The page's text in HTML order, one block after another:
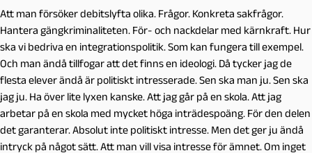
Att man försöker debitslyfta olika. Frågor. Konkreta sakfrågor.
Hantera gängkriminaliteten. För- och nackdelar med kärnkraft. Hur
ska vi bedriva en integrationspolitik. Som kan fungera till exempel.
Och man ändå tillfogar att det finns en ideologi. Då tycker jag de
flesta elever ändå är politiskt intresserade. Sen ska man ju. Sen ska
jag ju. Ha över lite lyxen kanske. Att jag går på en skola. Att jag
arbetar på en skola med mycket höga inträdespoäng. För den delen
det garanterar. Absolut inte politiskt intresse. Men det ger ju ändå
intryck på något sätt. Att man vill visa intresse för ämnet. Om inget